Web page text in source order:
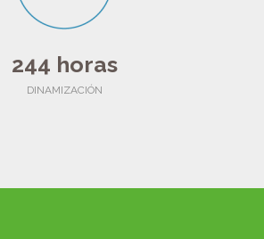
244 horas
DINAMIZACIÓN